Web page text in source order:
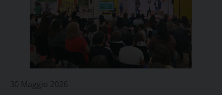
30 Maggio 2026